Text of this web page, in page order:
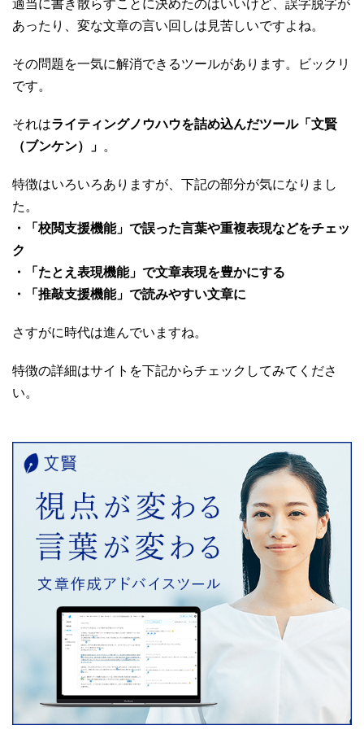
適当に書き散らすことに決めたのはいいけど、誤字脱字が
あったり、変な文章の言い回しは見苦しいですよね。
その問題を一気に解消できるツールがあります。ビックリ
です。
それはライティングノウハウを詰め込んだツール「文賢
（ブンケン）」 。
特徴はいろいろありますが、下記の部分が気になりまし
た。
・「校閲支援機能」で誤った言葉や重複表現などをチェッ
ク
・「たとえ表現機能」で文章表現を豊かにする
・「推敲支援機能」で読みやすい文章に
さすがに時代は進んでいますね。
特徴の詳細はサイトを下記からチェックしてみてくださ
い。